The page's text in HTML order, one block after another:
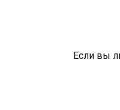
Если вы